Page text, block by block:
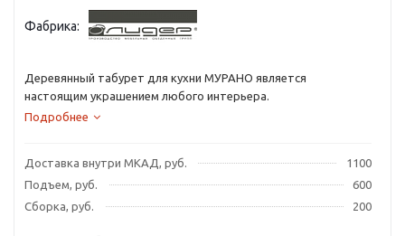
Фабрика:
Деревянный табурет для кухни МУРАНО является
настоящим украшением любого интерьера.
Подробнее
Доставка внутри МКАД, руб.
1100
Подъем, руб.
600
Сборка, руб.
200